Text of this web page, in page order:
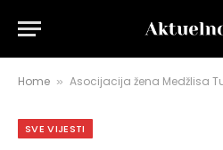
Home » Asocijacija žena Medžlisa Tuzla:
SVE VIJESTI